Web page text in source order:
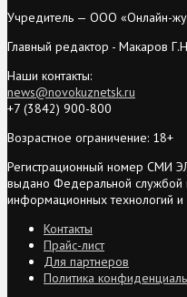
Учредитель — ООО «Онлайн-
Главный редактор - Макаров
Наши контакты:
news@novokuznetsk.ru
+7 (3842) 900-800
Возрастное ограничение: 18+
Регистрационный номер СМИ
выдано Федеральной службой
информационных технологий
Контакты
Прайс-лист
Для партнеров
Политика